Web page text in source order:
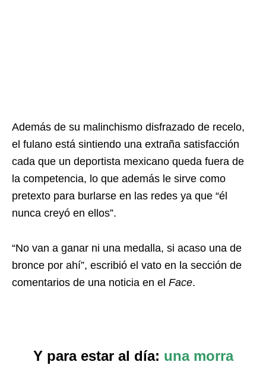
Además de su malinchismo disfrazado de recelo,
el fulano está sintiendo una extraña satisfacción
cada que un deportista mexicano queda fuera de
la competencia, lo que además le sirve como
pretexto para burlarse en las redes ya que “él
nunca creyó en ellos”.
“No van a ganar ni una medalla, si acaso una de
bronce por ahí”, escribió el vato en la sección de
comentarios de una noticia en el Face.
Y para estar al día: una morra